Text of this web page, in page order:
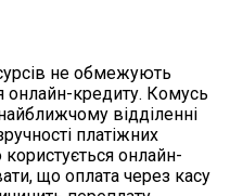
не обмежують
онлайн-кредиту. Комусь
відділенні
платіжних
онлайн-
що оплата через касу